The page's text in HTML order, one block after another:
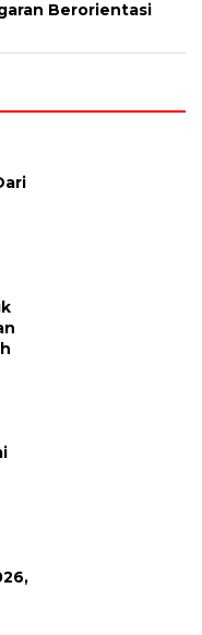
Berorientasi